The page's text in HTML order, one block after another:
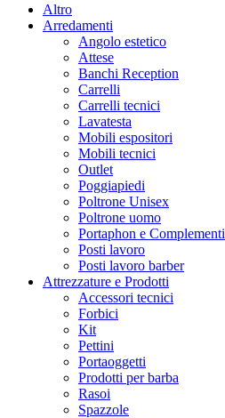
Altro
Arredamenti
Angolo estetico
Attese
Banchi Reception
Carrelli
Carrelli tecnici
Lavatesta
Mobili espositori
Mobili tecnici
Outlet
Poggiapiedi
Poltrone Unisex
Poltrone uomo
Portaphon e Complementi
Posti lavoro
Posti lavoro barber
Attrezzature e Prodotti
Accessori tecnici
Forbici
Kit
Pettini
Portaoggetti
Prodotti per barba
Rasoi
Spazzole